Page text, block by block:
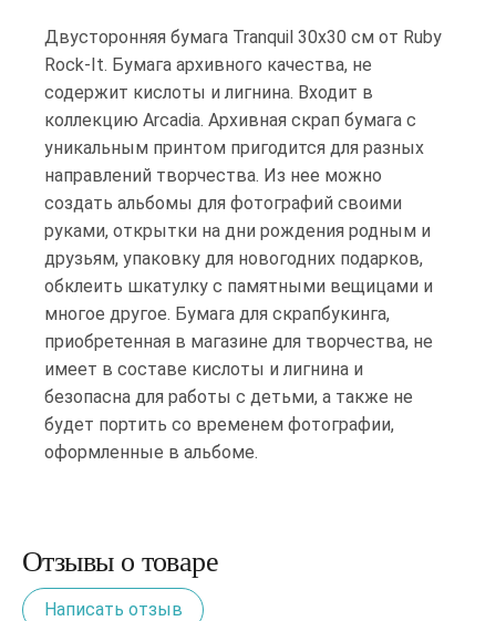
Двусторонняя бумага Tranquil 30х30 см от Ruby
Rock-It. Бумага архивного качества, не
содержит кислоты и лигнина. Входит в
коллекцию Arcadia. Архивная скрап бумага с
уникальным принтом пригодится для разных
направлений творчества. Из нее можно
создать альбомы для фотографий своими
руками, открытки на дни рождения родным и
друзьям, упаковку для новогодних подарков,
обклеить шкатулку с памятными вещицами и
многое другое. Бумага для скрапбукинга,
приобретенная в магазине для творчества, не
имеет в составе кислоты и лигнина и
безопасна для работы с детьми, а также не
будет портить со временем фотографии,
оформленные в альбоме.
Отзывы о товаре
Написать отзыв